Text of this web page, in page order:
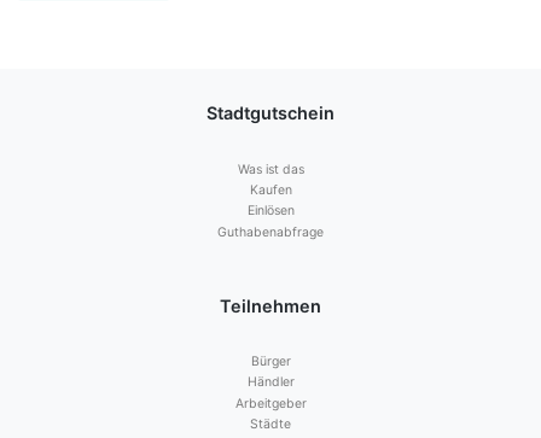
Stadtgutschein
Was ist das
Kaufen
Einlösen
Guthabenabfrage
Teilnehmen
Bürger
Händler
Arbeitgeber
Städte